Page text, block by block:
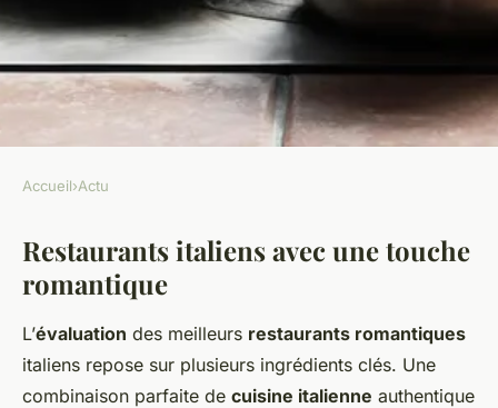
Cuisines du monde : idées de
restaurants exotiques pour un
dîner romantique
Lila 7 novembre 2024 5 min de lecture
Accueil›Actu
Restaurants italiens avec une touche
romantique
L’évaluation des meilleurs restaurants romantiques
italiens repose sur plusieurs ingrédients clés. Une
combinaison parfaite de cuisine italienne authentique